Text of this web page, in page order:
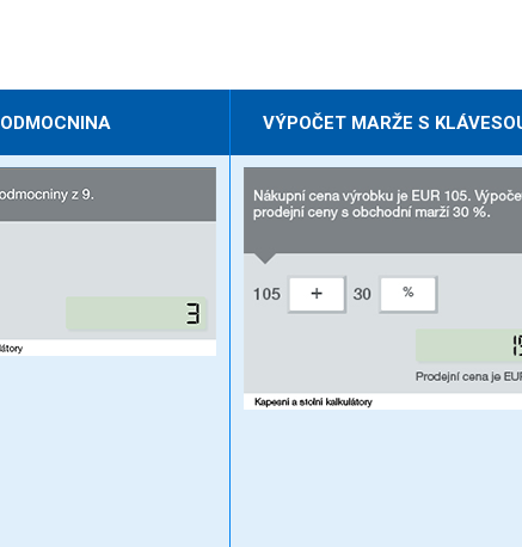
ODMOCNINA VÝPOČET MARŽE S